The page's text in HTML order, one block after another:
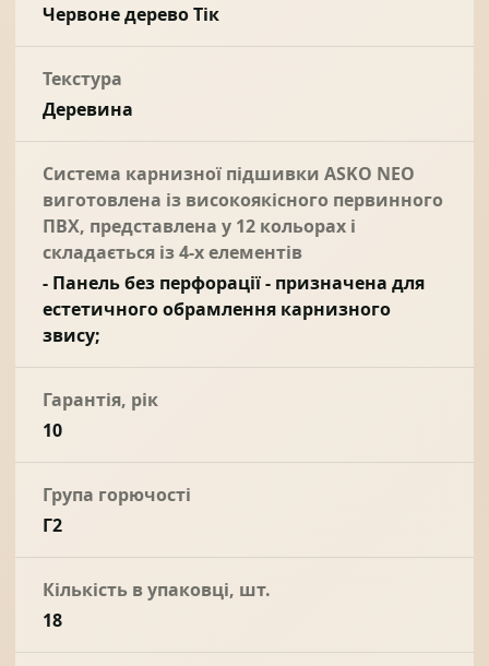
Червоне дерево Тік
Текстура
Деревина
Система карнизної підшивки ASKO NEO
виготовлена із високоякісного первинного
ПВХ, представлена у 12 кольорах і
складається із 4-х елементів
- Панель без перфорації - призначена для
естетичного обрамлення карнизного
звису;
Гарантія, рік
10
Група горючості
Г2
Кількість в упаковці, шт.
18